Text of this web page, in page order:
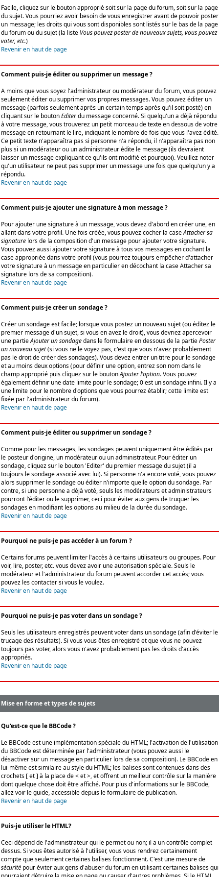
Facile, cliquez sur le bouton approprié soit sur la page du forum, soit sur la page
du sujet. Vous pourriez avoir besoin de vous enregistrer avant de pouvoir poster
un message; les droits qui vous sont disponibles sont listés sur le bas de la page
du forum ou du sujet (la liste Vous pouvez poster de nouveaux sujets, vous pouvez
voter, etc.)
Revenir en haut de page
Comment puis-je éditer ou supprimer un message ?
A moins que vous soyez l'administrateur ou modérateur du forum, vous pouvez
seulement éditer ou supprimer vos propres messages. Vous pouvez éditer un
message (parfois seulement après un certain temps après qu'il soit posté) en
cliquant sur le boutonEditerdu message concerné. Si quelqu'un a déjà répondu
à votre message, vous trouverez un petit morceau de texte en dessous de votre
message en retournant le lire, indiquant le nombre de fois que vous l'avez édité.
Ce petit texte n'apparaîtra pas si personne n'a répondu, il n'apparaîtra pas non
plus si un modérateur ou un administrateur édite le message (ils devraient
laisser un message expliquant ce qu'ils ont modifié et pourquoi). Veuillez noter
qu'un utilisateur ne peut pas supprimer un message une fois que quelqu'un y a
répondu.
Revenir en haut de page
Comment puis-je ajouter une signature à mon message ?
Pour ajouter une signature à un message, vous devez d'abord en créer une, en
allant dans votre profil. Une fois créée, vous pouvez cocher la caseAttacher sa
signature lors de la composition d'un message pour ajouter votre signature.
Vous pouvez aussi ajouter votre signature à tous vos messages en cochant la
case appropriée dans votre profil (vous pourrez toujours empêcher d'attacher
votre signature à un message en particulier en décochant la case Attacher sa
signature lors de sa composition).
Revenir en haut de page
Comment puis-je créer un sondage ?
Créer un sondage est facile; lorsque vous postez un nouveau sujet (ou éditez le
premier message d'un sujet, si vous en avez le droit), vous devriez apercevoir
une partieAjouter un sondagedans le formulaire en dessous de la partiePoster
un nouveau sujet(si vous ne le voyez pas, c'est que vous n'avez probablement
pas le droit de créer des sondages). Vous devez entrer un titre pour le sondage
et au moins deux options (pour définir une option, entrez son nom dans le
champ approprié puis cliquez sur le boutonAjouter l'option. Vous pouvez
également définir une date limite pour le sondage; 0 est un sondage infini. Il y a
une limite pour le nombre d'options que vous pourrez établir; cette limite est
fixée par l'administrateur du forum).
Revenir en haut de page
Comment puis-je éditer ou supprimer un sondage ?
Comme pour les messages, les sondages peuvent uniquement être édités par
le posteur d'origine, un modérateur ou un administrateur. Pour éditer un
sondage, cliquez sur le bouton 'Editer' du premier message du sujet (il a
toujours le sondage associé avec lui). Si personne n'a encore voté, vous pouvez
alors supprimer le sondage ou éditer n'importe quelle option du sondage. Par
contre, si une personne a déjà voté, seuls les modérateurs et administrateurs
pourront l'éditer ou le supprimer, ceci pour éviter aux gens de truquer les
sondages en modifiant les options au milieu de la durée du sondage.
Revenir en haut de page
Pourquoi ne puis-je pas accéder à un forum ?
Certains forums peuvent limiter l'accès à certains utilisateurs ou groupes. Pour
voir, lire, poster, etc. vous devez avoir une autorisation spéciale. Seuls le
modérateur et l'administrateur du forum peuvent accorder cet accès; vous
pouvez les contacter si vous le voulez.
Revenir en haut de page
Pourquoi ne puis-je pas voter dans un sondage ?
Seuls les utilisateurs enregistrés peuvent voter dans un sondage (afin d'éviter le
trucage des résultats). Si vous vous êtes enregistré et que vous ne pouvez
toujours pas voter, alors vous n'avez probablement pas les droits d'accès
appropriés.
Revenir en haut de page
Mise en forme et types de sujets
Qu'est-ce que le BBCode ?
Le BBCode est une implémentation spéciale du HTML; l'activation de l'utilisation
du BBCode est déterminée par l'administrateur (vous pouvez aussi le
désactiver sur un message en particulier lors de sa composition). Le BBCode en
lui-même est similaire au style du HTML; les balises sont contenues dans des
crochets [ et ] à la place de < et >, et offrent un meilleur contrôle sur la manière
dont quelque chose doit être affiché. Pour plus d'informations sur le BBCode,
allez voir le guide, accessible depuis le formulaire de publication.
Revenir en haut de page
Puis-je utiliser le HTML?
Ceci dépend de l'administrateur qui le permet ou non; il a un contrôle complet
dessus. Si vous êtes autorisé à l'utiliser, vous vous rendrez certainement
compte que seulement certaines balises fonctionnent. C'est une mesure de
sécurité pour éviter aux gens d'abuser du forum en utilisant certaines balises qui